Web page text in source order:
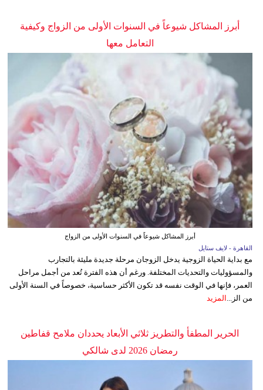
أبرز المشاكل شيوعاً في السنوات الأولى من الزواج وكيفية
التعامل معها
أبرز المشاكل شيوعاً في السنوات الأولى من الزواج
القاهرة - لايف ستايل
مع بداية الحياة الزوجية يدخل الزوجان مرحلة جديدة مليئة بالتجارب
والمسؤوليات والتحديات المختلفة. ورغم أن هذه الفترة تُعد من أجمل مراحل
العمر، فإنها في الوقت نفسه قد تكون الأكثر حساسية، خصوصاً في السنة الأولى
من الز...
المزيد
الحرير المطفأ والتطريز ثلاثي الأبعاد يحددان ملامح قفاطين
رمضان 2026 لدى شالكي